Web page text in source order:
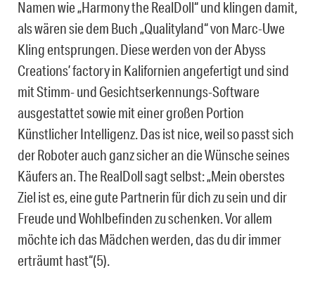
Namen wie „Harmony the RealDoll“ und klingen damit,
als wären sie dem Buch „Qualityland“ von Marc-Uwe
Kling entsprungen. Diese werden von der Abyss
Creations’ factory in Kalifornien angefertigt und sind
mit Stimm- und Gesichtserkennungs-Software
ausgestattet sowie mit einer großen Portion
Künstlicher Intelligenz. Das ist nice, weil so passt sich
der Roboter auch ganz sicher an die Wünsche seines
Käufers an. The RealDoll sagt selbst: „Mein oberstes
Ziel ist es, eine gute Partnerin für dich zu sein und dir
Freude und Wohlbefinden zu schenken. Vor allem
möchte ich das Mädchen werden, das du dir immer
erträumt hast“(5).